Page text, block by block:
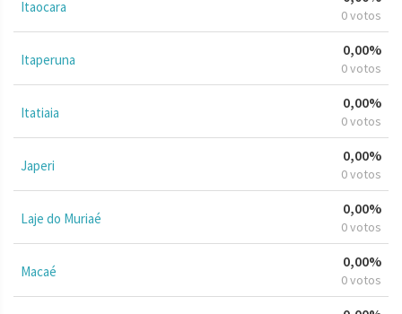
Itaocara 0 votos
Itaperuna
0,00%
0 votos
Itatiaia
0,00%
0 votos
Japeri
0,00%
0 votos
Laje do Muriaé
0,00%
0 votos
Macaé
0,00%
0 votos